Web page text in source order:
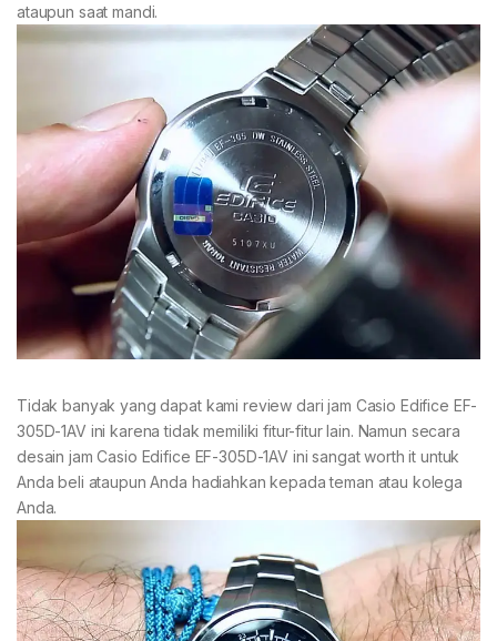
ataupun saat mandi.
Tidak banyak yang dapat kami review dari jam Casio Edifice EF-
305D-1AV ini karena tidak memiliki fitur-fitur lain. Namun secara
desain jam Casio Edifice EF-305D-1AV ini sangat worth it untuk
Anda beli ataupun Anda hadiahkan kepada teman atau kolega
Anda.